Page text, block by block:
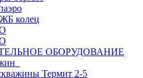
колец
ОБОРУДОВАНИЕ
Термит 2-5